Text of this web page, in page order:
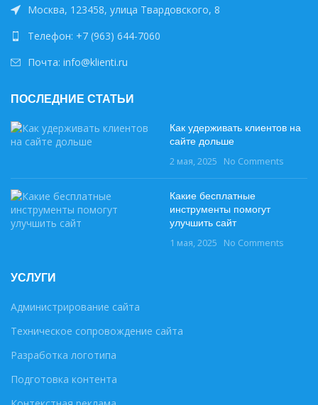
Москва, 123458, улица Твардовского, 8
Телефон: +7 (963) 644-7060
Почта: info@klienti.ru
ПОСЛЕДНИЕ СТАТЬИ
Как удерживать клиентов на
сайте дольше
2 мая, 2025 No Comments
Какие бесплатные
инструменты помогут
улучшить сайт
1 мая, 2025 No Comments
УСЛУГИ
Администрирование сайта
Техническое сопровождение сайта
Разработка логотипа
Подготовка контента